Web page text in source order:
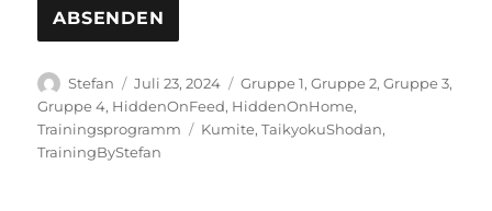
Autor
Stefan
Veröffentlicht
am
Juli 23, 2024 Kategorien
Gruppe 1,Gruppe 2,Gruppe 3,
Gruppe 4, HiddenOnFeed, HiddenOnHome,
Trainingsprogramm
Schlagwörter
Kumite,TaikyokuShodan,
TrainingByStefan